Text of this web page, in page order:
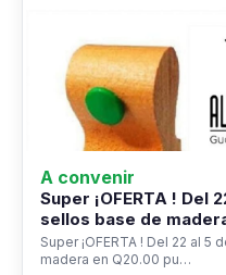
A convenir
Super ¡OFERTA ! Del
sellos base de
Super ¡OFERTA ! Del 22 al
madera en Q20.00 pu…